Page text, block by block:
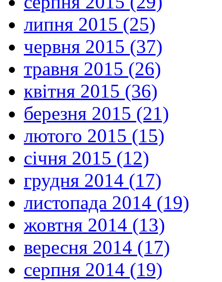
липня 2015 (25)
червня 2015 (37)
травня 2015 (26)
квітня 2015 (36)
березня 2015 (21)
лютого 2015 (15)
січня 2015 (12)
грудня 2014 (17)
листопада 2014 (19)
жовтня 2014 (13)
вересня 2014 (17)
серпня 2014 (19)